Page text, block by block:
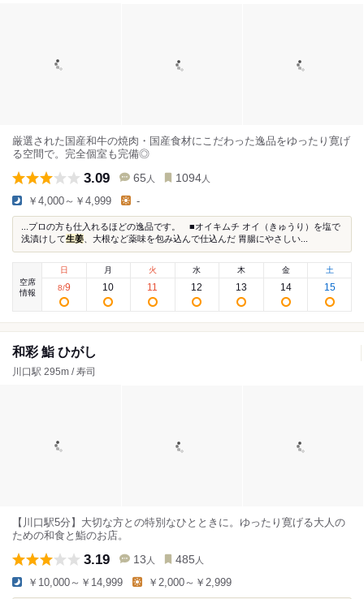
厳選された国産和牛の焼肉・国産食材にこだわった逸品をゆったり寛げ
る空間で。完全個室も完備◎
3.09 65 人 1094 人
￥4,000～￥4,999 -
...プロの方も仕入れるほどの逸品です。 ■オイキムチ オイ（きゅうり）を塩で
浅漬けして生姜 、大根など薬味を包み込んで仕込んだ 胃腸にやさしい...
空席
情報
日
8/9
月
10
火
11
水
12
木
13
金
14
土
15
和彩 鮨 ひがし
川口駅 295m / 寿司
【川口駅5分】大切な方との特別なひとときに。ゆったり寛げる大人の
ための和食と鮨のお店。
3.19 13 人 485 人
￥10,000～￥14,999 ￥2,000～￥2,999